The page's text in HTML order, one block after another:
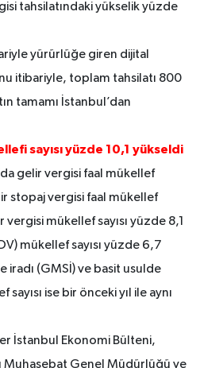
tahsilatındaki yükselik yüzde
yürürlüğe giren dijital
itibariyle, toplam tahsilatı 800
tamamı İstanbul’dan
sayısı yüzde 10,1 yükseldi
gelir vergisi faal mükellef
stopaj vergisi faal mükellef
vergisi mükellef sayısı yüzde 8,1
mükellef sayısı yüzde 6,7
iradı (GMSİ) ve basit usulde
ise bir önceki yıl ile aynı
İstanbul Ekonomi Bülteni,
Muhasebat Genel Müdürlüğü ve